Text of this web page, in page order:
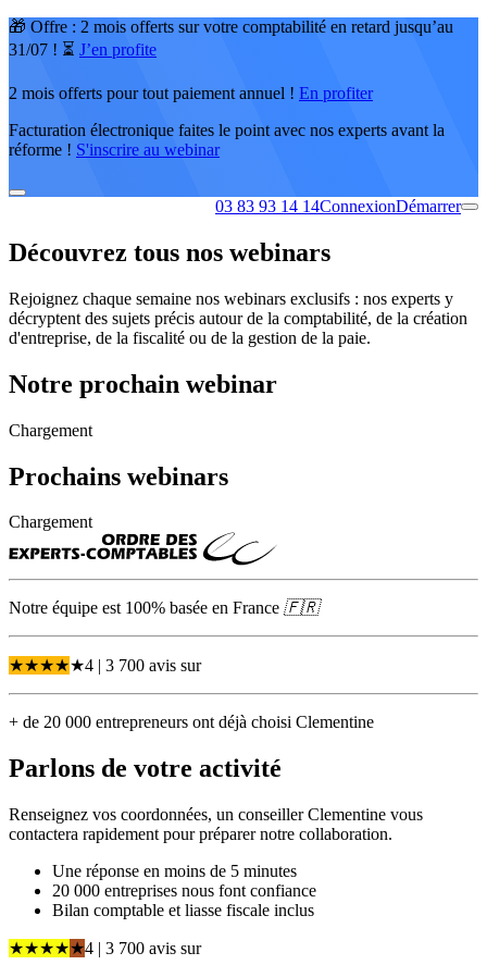
🎁 Offre : 2 mois offerts sur votre comptabilité en retard jusqu’au
31/07 ! ⏳ J’en profite
2 mois offerts pour tout paiement annuel ! En profiter
Facturation électronique faites le point avec nos experts avant la
réforme ! S'inscrire au webinar
03 83 93 14 14ConnexionDémarrer
Découvrez tous nos webinars
Rejoignez chaque semaine nos webinars exclusifs : nos experts y
décryptent des sujets précis autour de la comptabilité, de la création
d'entreprise, de la fiscalité ou de la gestion de la paie.
Notre prochain webinar
Chargement
Prochains webinars
Chargement
Notre équipe est 100% basée en France 🇫🇷
★★★★★4 | 3 700 avis sur
+ de 20 000 entrepreneurs ont déjà choisi Clementine
Parlons de votre activité
Renseignez vos coordonnées, un conseiller Clementine vous
contactera rapidement pour préparer notre collaboration.
Une réponse en moins de 5 minutes
20 000 entreprises nous font confiance
Bilan comptable et liasse fiscale inclus
★★★★★4 | 3 700 avis sur